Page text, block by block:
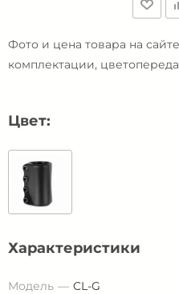
Фото и цена товара на
комплектации,
Цвет:
Характеристики
Модель
CL-G